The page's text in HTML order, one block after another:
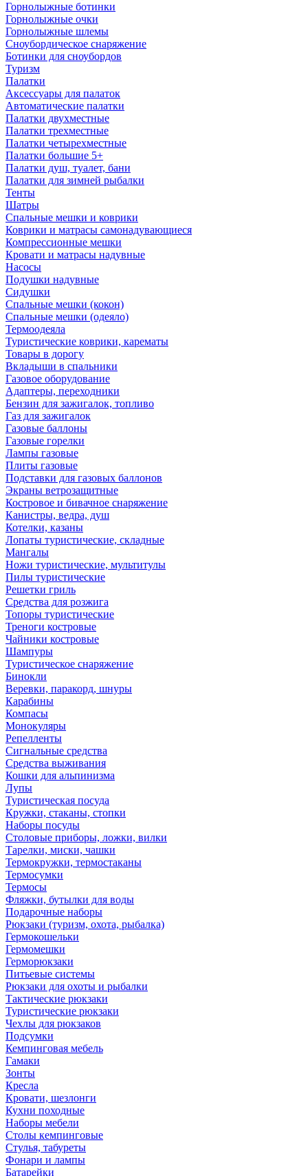
Горнолыжные ботинки
Горнолыжные очки
Горнолыжные шлемы
Сноубордическое снаряжение
Ботинки для сноубордов
Туризм
Палатки
Аксессуары для палаток
Автоматические палатки
Палатки двухместные
Палатки трехместные
Палатки четырехместные
Палатки большие 5+
Палатки душ, туалет, бани
Палатки для зимней рыбалки
Тенты
Шатры
Спальные мешки и коврики
Коврики и матрасы самонадувающиеся
Компрессионные мешки
Кровати и матрасы надувные
Насосы
Подушки надувные
Сидушки
Спальные мешки (кокон)
Спальные мешки (одеяло)
Термоодеяла
Туристические коврики, карематы
Товары в дорогу
Вкладыши в спальники
Газовое оборудование
Адаптеры, переходники
Бензин для зажигалок, топливо
Газ для зажигалок
Газовые баллоны
Газовые горелки
Лампы газовые
Плиты газовые
Подставки для газовых баллонов
Экраны ветрозащитные
Костровое и бивачное снаряжение
Канистры, ведра, душ
Котелки, казаны
Лопаты туристические, складные
Мангалы
Ножи туристические, мультитулы
Пилы туристические
Решетки гриль
Средства для розжига
Топоры туристические
Треноги костровые
Чайники костровые
Шампуры
Туристическое снаряжение
Бинокли
Веревки, паракорд, шнуры
Карабины
Компасы
Монокуляры
Репелленты
Сигнальные средства
Средства выживания
Кошки для альпинизма
Лупы
Туристическая посуда
Кружки, стаканы, стопки
Наборы посуды
Столовые приборы, ложки, вилки
Тарелки, миски, чашки
Термокружки, термостаканы
Термосумки
Термосы
Фляжки, бутылки для воды
Подарочные наборы
Рюкзаки (туризм, охота, рыбалка)
Гермокошельки
Гермомешки
Герморюкзаки
Питьевые системы
Рюкзаки для охоты и рыбалки
Тактические рюкзаки
Туристические рюкзаки
Чехлы для рюкзаков
Подсумки
Кемпинговая мебель
Гамаки
Зонты
Кресла
Кровати, шезлонги
Кухни походные
Наборы мебели
Столы кемпинговые
Стулья, табуреты
Фонари и лампы
Батарейки